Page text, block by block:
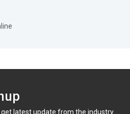
latest update from the industry